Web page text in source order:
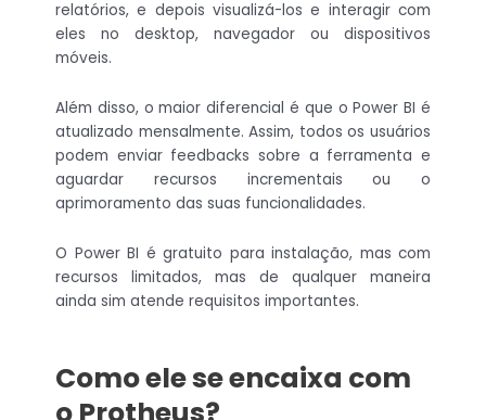
relatórios, e depois visualizá-los e interagir com
eles no desktop, navegador ou dispositivos
móveis.
Além disso, o maior diferencial é que o Power BI é
atualizado mensalmente. Assim, todos os usuários
podem enviar feedbacks sobre a ferramenta e
aguardar recursos incrementais ou o
aprimoramento das suas funcionalidades.
O Power BI é gratuito para instalação, mas com
recursos limitados, mas de qualquer maneira
ainda sim atende requisitos importantes.
Como ele se encaixa com